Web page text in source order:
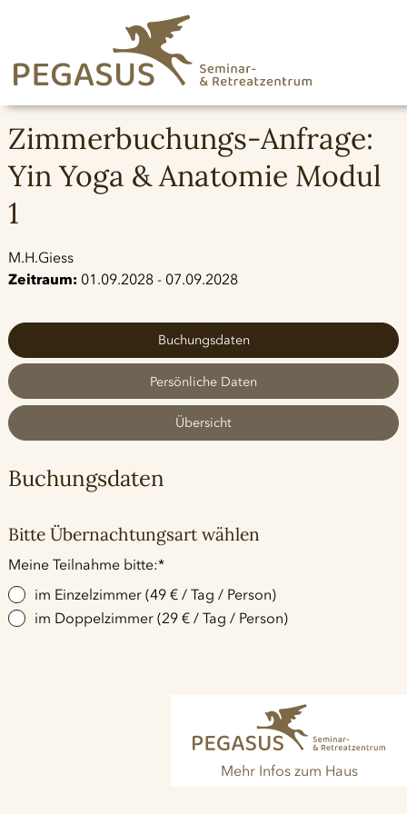
Zimmerbuchungs-Anfrage:
Yin Yoga & Anatomie Modul
1
M.H.Giess
Zeitraum:01.09.2028 - 07.09.2028
Buchungsdaten
Persönliche Daten
Übersicht
Buchungsdaten
Bitte Übernachtungsart wählen
Pflichtfeld
Meine Teilnahme bitte:*
im Einzelzimmer (49 € / Tag / Person)
im Doppelzimmer (29 € / Tag / Person)
Mehr Infos zum Haus